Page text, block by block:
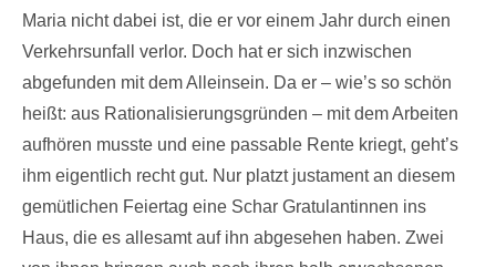
Maria nicht dabei ist, die er vor einem Jahr durch einen
Verkehrsunfall verlor. Doch hat er sich inzwischen
abgefunden mit dem Alleinsein. Da er – wie’s so schön
heißt: aus Rationalisierungsgründen – mit dem Arbeiten
aufhören musste und eine passable Rente kriegt, geht’s
ihm eigentlich recht gut. Nur platzt justament an diesem
gemütlichen Feiertag eine Schar Gratulantinnen ins
Haus, die es allesamt auf ihn abgesehen haben. Zwei